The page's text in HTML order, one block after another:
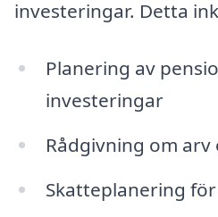
investeringar. Detta
Planering av
investeringar
Rådgivning om arv
Skatteplanering